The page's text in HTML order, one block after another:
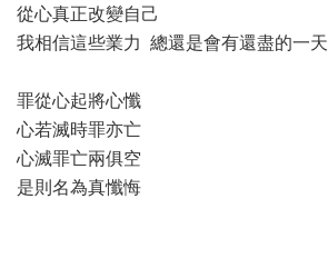
從心真正改變自己
我相信這些業力 總還是會有還盡的一天
罪從心起將心懺
心若滅時罪亦亡
心滅罪亡兩俱空
是則名為真懺悔